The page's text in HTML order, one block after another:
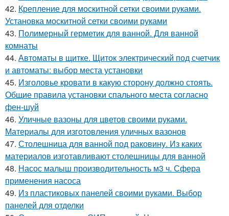
42. Крепление для москитной сетки своими руками.
Установка москитной сетки своими руками
43. Полимерный герметик для ванной. Для ванной
комнаты
44. Автоматы в щитке. Щиток электрический под счетчик
и автоматы: выбор места установки
45. Изголовье кровати в какую сторону должно стоять.
Общие правила установки спального места согласно
фен-шуй
46. Уличные вазоны для цветов своими руками.
Материалы для изготовления уличных вазонов
47. Столешница для ванной под раковину. Из каких
материалов изготавливают столешницы для ванной
48. Насос малыш производительность м3 ч. Сфера
применения насоса
49. Из пластиковых панелей своими руками. Выбор
панелей для отделки